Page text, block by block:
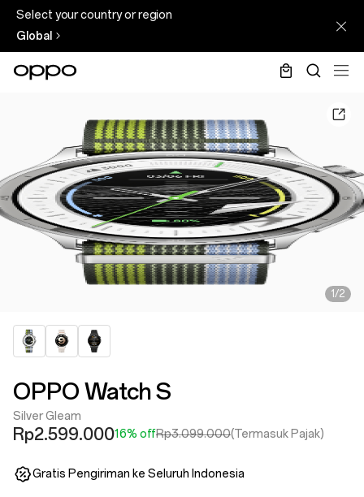
Select your country or region
Global
1/2
OPPO Watch S
Silver Gleam
Rp2.599.00016% offRp3.099.000(Termasuk Pajak)
Gratis Pengiriman ke Seluruh Indonesia